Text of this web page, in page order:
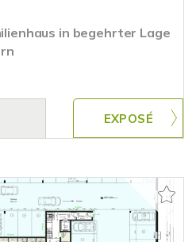
in begehrter Lage